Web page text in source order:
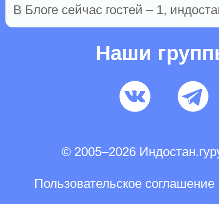
В Блоге сейчас гостей – 1,
Наши
© 2005–2026
Пользовательское соглашение